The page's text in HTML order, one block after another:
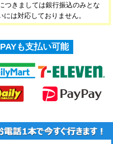
つきましては銀行振込のみとな
は対応しておりません。
も支払い可能